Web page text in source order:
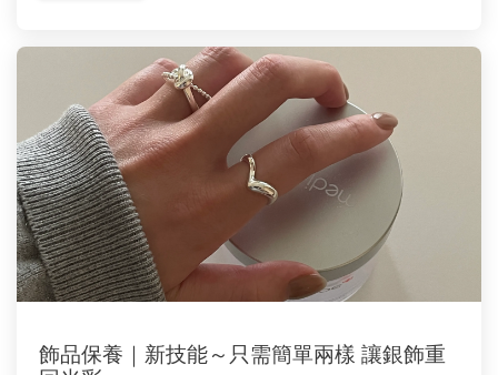
飾品保養｜新技能～只需簡單兩樣 讓銀飾重